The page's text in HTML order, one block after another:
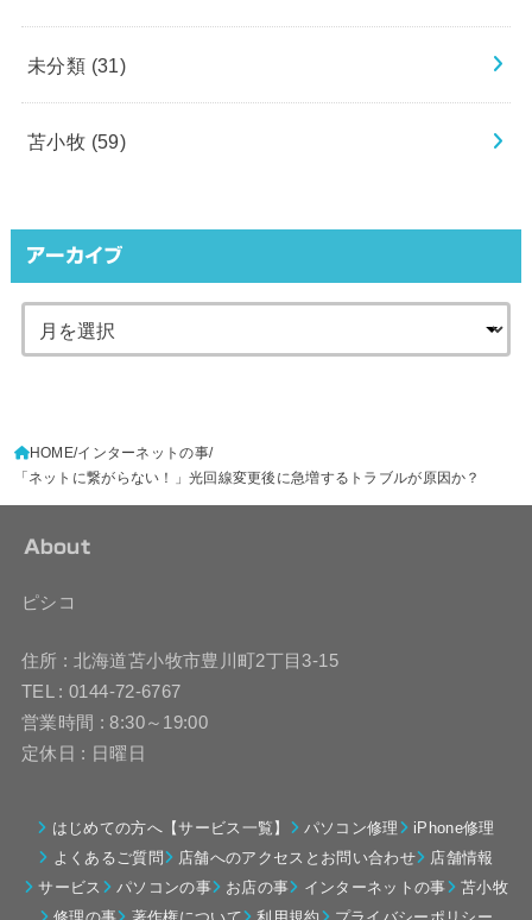
未分類 (31)
苫小牧 (59)
アーカイブ
HOME インターネットの事
「ネットに繋がらない！」光回線変更後に急増するトラブルが原因か？
About
ピシコ
住所 : 北海道苫小牧市豊川町2丁目3-15
TEL : 0144-72-6767
営業時間 : 8:30～19:00
定休日 : 日曜日
はじめての方へ【サービス一覧】 パソコン修理
iPhone修理
よくあるご質問
店舗へのアクセスとお問い合わせ
店舗情報
サービス
パソコンの事 お店の事 インターネットの事
苫小牧